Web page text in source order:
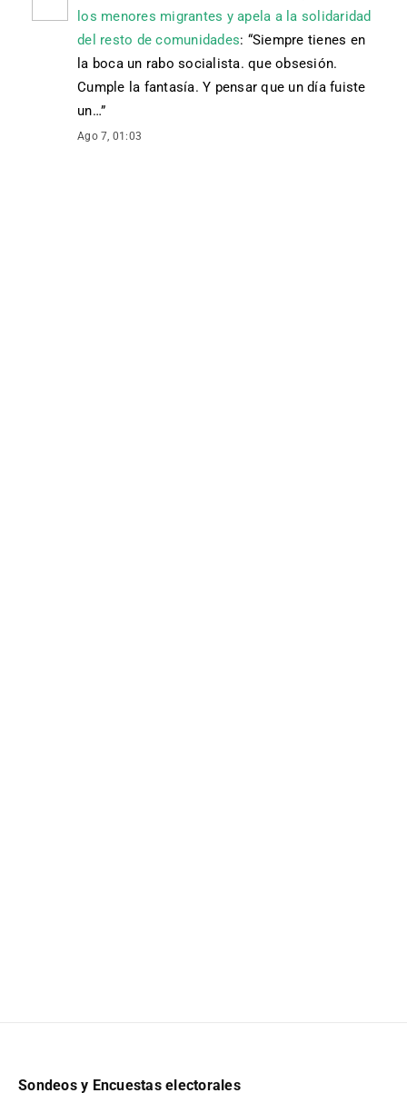
los menores migrantes y apela a la solidaridad
del resto de comunidades: “Siempre tienes en
la boca un rabo socialista. que obsesión.
Cumple la fantasía. Y pensar que un día fuiste
un…”
Ago 7, 01:03
Sondeos y Encuestas electorales